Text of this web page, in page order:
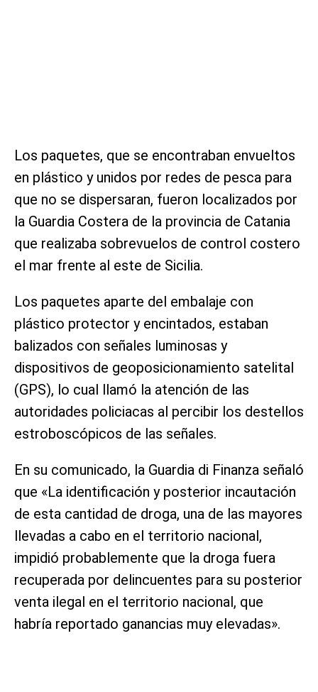
Los paquetes, que se encontraban envueltos
en plástico y unidos por redes de pesca para
que no se dispersaran, fueron localizados por
la Guardia Costera de la provincia de Catania
que realizaba sobrevuelos de control costero
el mar frente al este de Sicilia.
Los paquetes aparte del embalaje con
plástico protector y encintados, estaban
balizados con señales luminosas y
dispositivos de geoposicionamiento satelital
(GPS), lo cual llamó la atención de las
autoridades policiacas al percibir los destellos
estroboscópicos de las señales.
En su comunicado, la Guardia di Finanza señaló
que «La identificación y posterior incautación
de esta cantidad de droga, una de las mayores
llevadas a cabo en el territorio nacional,
impidió probablemente que la droga fuera
recuperada por delincuentes para su posterior
venta ilegal en el territorio nacional, que
habría reportado ganancias muy elevadas».